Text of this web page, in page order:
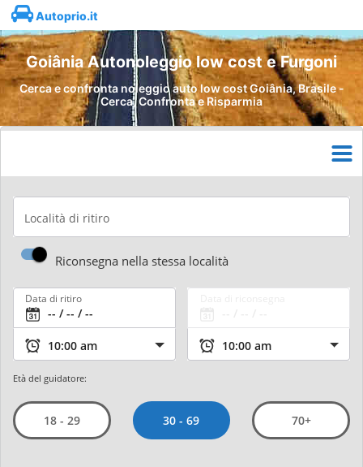
Autoprio.it
Goiânia Autonoleggio low cost e Furgoni
Cerca e confronta noleggio auto low cost Goiânia, Brasile -
Cerca, Confronta e Risparmia
Località di ritiro
Riconsegna nella stessa località
Data di ritiro
Età del guidatore:
18 - 29 30 - 69 70+